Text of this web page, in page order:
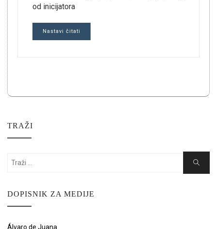
od inicijatora
Nastavi čitati
TRAŽI
Search
Search
DOPISNIK ZA MEDIJE
Álvaro de Juana